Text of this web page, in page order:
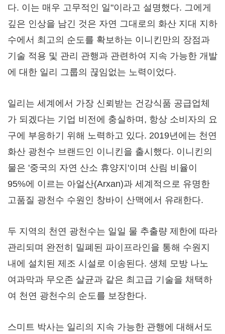
다. 이는 매우 고무적인 일"이라고 설명했다. 그에게
깊은 인상을 남긴 것은 자연 그대로의 화산 지대 지하
수에서 최고의 순도를 확보하는 이니킨만의 장점과
기술 적용 및 관리 관행과 관련하여 지속 가능한 개발
에 대한 일리 그룹의 끊임없는 노력이었다.
일리는 세계에서 가장 신뢰받는 건강식품 공급업체
가 되겠다는 기업 비전에 충실하며, 항상 소비자의 요
구에 부응하기 위해 노력하고 있다. 2019년에는 천연
화산 광천수 브랜드인 이니킨을 출시했다. 이니킨의
물은 '중국의 자연 산소 휴양지'이며 산림 비율이
95%에 이르는 아얼산(Arxan)과 세계적으로 유명한
고품질 광천수 수원인 창바이 산맥에서 유래한다.
두 지역의 천연 광천수는 일일 물 추출량 제한에 따라
관리되며 완전히 밀폐된 파이프라인을 통해 수원지
내에 설치된 제조 시설로 이송된다. 생체 모방 나노
여과막과 무오존 살균과 같은 최고급 기술을 채택하
여 천연 광천수의 순도를 보장한다.
스미트 박사는 일리의 지속 가능한 관행에 대해서도